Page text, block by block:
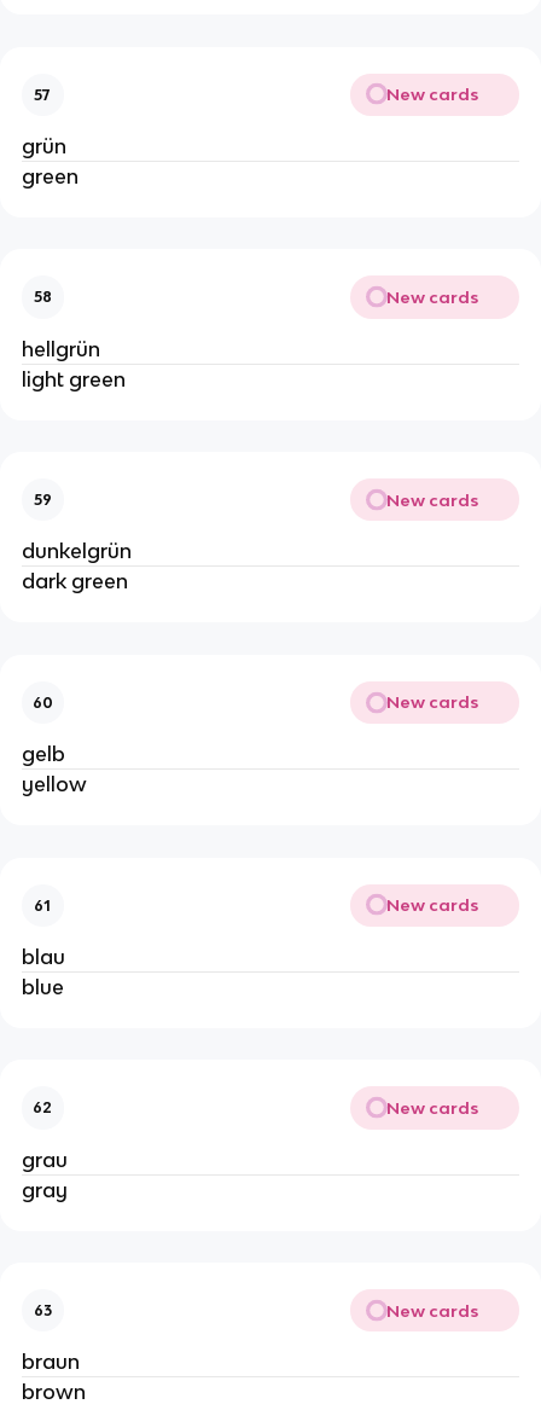
57 New cards
grün
green
58 New cards
hellgrün
light green
59 New cards
dunkelgrün
dark green
60 New cards
gelb
yellow
61 New cards
blau
blue
62 New cards
grau
gray
63 New cards
braun
brown